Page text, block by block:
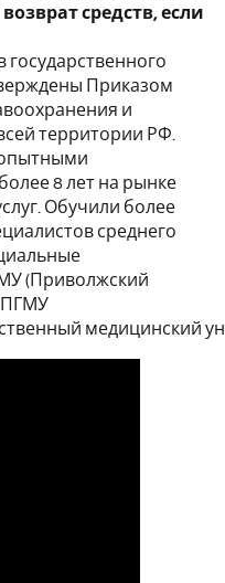
средств, если
государственного
Приказом
и
территории РФ.
8 лет на рынке
Обучили более
среднего
(Приволжский
ПГМУ
медицинский